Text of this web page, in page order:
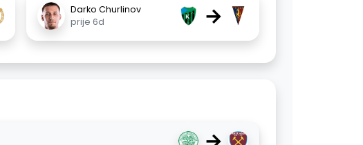
Darko Churlinov
prije 6d
→